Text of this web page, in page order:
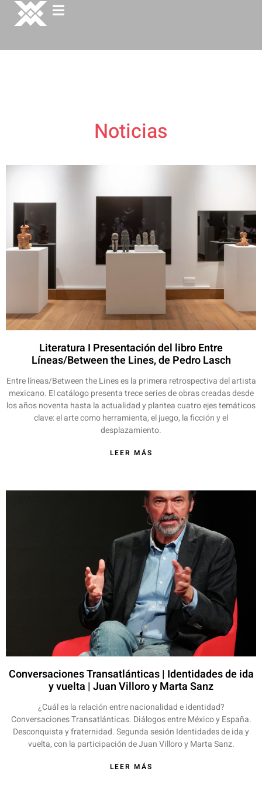
Noticias
Literatura I Presentación del libro Entre
Líneas/Between the Lines, de Pedro Lasch
Entre líneas/Between the Lines es la primera retrospectiva del artista
mexicano. El catálogo presenta trece series de obras creadas desde
los años noventa hasta la actualidad y plantea cuatro ejes temáticos
clave: el arte como herramienta, el juego, la ficción y el
desplazamiento.
LEER MÁS
Conversaciones Transatlánticas | Identidades de ida
y vuelta | Juan Villoro y Marta Sanz
¿Cuál es la relación entre nacionalidad e identidad?
Conversaciones Transatlánticas. Diálogos entre México y España.
Desconquista y fraternidad. Segunda sesión Identidades de ida y
vuelta, con la participación de Juan Villoro y Marta Sanz.
LEER MÁS